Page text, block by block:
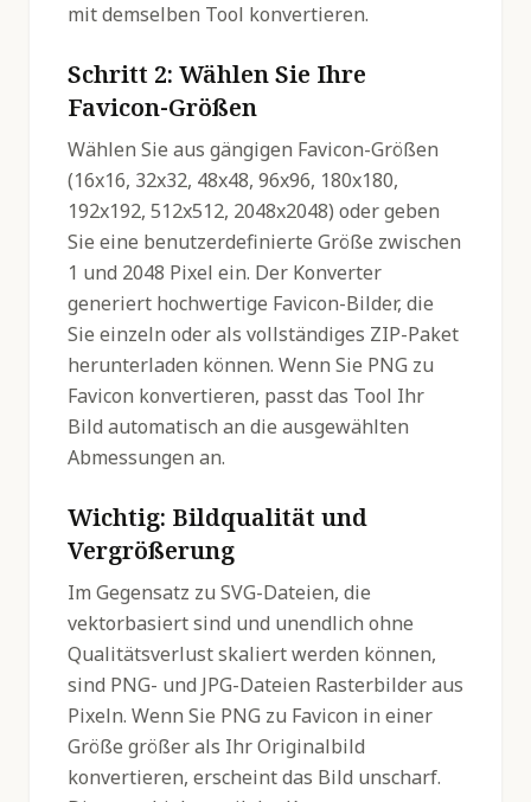
mit demselben Tool konvertieren.
Schritt 2: Wählen Sie Ihre
Favicon-Größen
Wählen Sie aus gängigen Favicon-Größen
(16x16, 32x32, 48x48, 96x96, 180x180,
192x192, 512x512, 2048x2048) oder geben
Sie eine benutzerdefinierte Größe zwischen
1 und 2048 Pixel ein. Der Konverter
generiert hochwertige Favicon-Bilder, die
Sie einzeln oder als vollständiges ZIP-Paket
herunterladen können. Wenn Sie PNG zu
Favicon konvertieren, passt das Tool Ihr
Bild automatisch an die ausgewählten
Abmessungen an.
Wichtig: Bildqualität und
Vergrößerung
Im Gegensatz zu SVG-Dateien, die
vektorbasiert sind und unendlich ohne
Qualitätsverlust skaliert werden können,
sind PNG- und JPG-Dateien Rasterbilder aus
Pixeln. Wenn Sie PNG zu Favicon in einer
Größe größer als Ihr Originalbild
konvertieren, erscheint das Bild unscharf.